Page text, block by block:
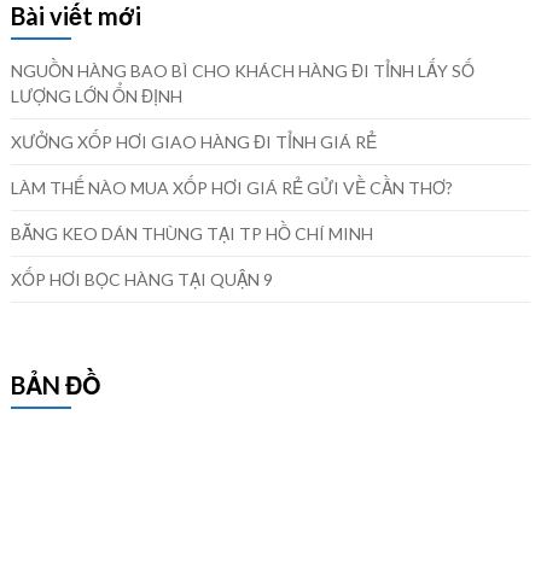
Bài viết mới
NGUỒN HÀNG BAO BÌ CHO KHÁCH HÀNG ĐI TỈNH LẤY SỐ
LƯỢNG LỚN ỔN ĐỊNH
XƯỞNG XỐP HƠI GIAO HÀNG ĐI TỈNH GIÁ RẺ
LÀM THẾ NÀO MUA XỐP HƠI GIÁ RẺ GỬI VỀ CẦN THƠ?
BĂNG KEO DÁN THÙNG TẠI TP HỒ CHÍ MINH
XỐP HƠI BỌC HÀNG TẠI QUẬN 9
BẢN ĐỒ